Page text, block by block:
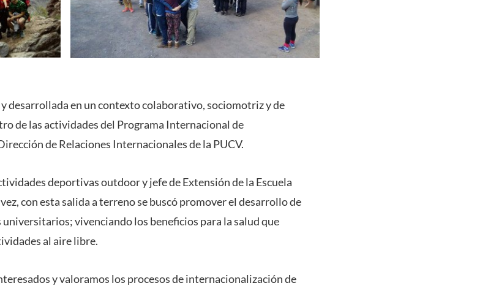
y desarrollada en un contexto colaborativo, sociomotriz y de
de las actividades del Programa Internacional de
de Relaciones Internacionales de la PUCV.
deportivas outdoor y jefe de Extensión de la Escuela
con esta salida a terreno se buscó promover el desarrollo de
vivenciando los beneficios para la salud que
al aire libre.
y valoramos los procesos de internacionalización de